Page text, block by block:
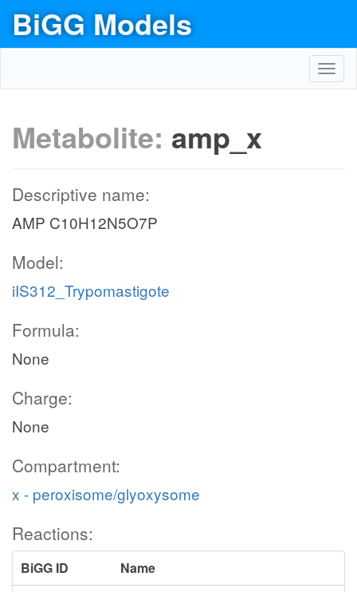
BiGG Models
Metabolite: amp_x
Descriptive name:
AMP C10H12N5O7P
Model:
iIS312_Trypomastigote
Formula:
None
Charge:
None
Compartment:
x - peroxisome/glyoxysome
Reactions:
BiGG ID
Name